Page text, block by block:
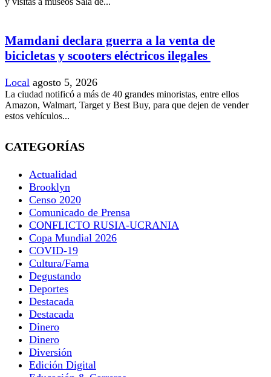
Mamdani declara guerra a la venta de
bicicletas y scooters eléctricos ilegales
Local agosto 5, 2026
La ciudad notificó a más de 40 grandes minoristas, entre ellos
Amazon, Walmart, Target y Best Buy, para que dejen de vender
estos vehículos...
CATEGORÍAS
Actualidad
Brooklyn
Censo 2020
Comunicado de Prensa
CONFLICTO RUSIA-UCRANIA
Copa Mundial 2026
COVID-19
Cultura/Fama
Degustando
Deportes
Destacada
Destacada
Dinero
Dinero
Diversión
Edición Digital